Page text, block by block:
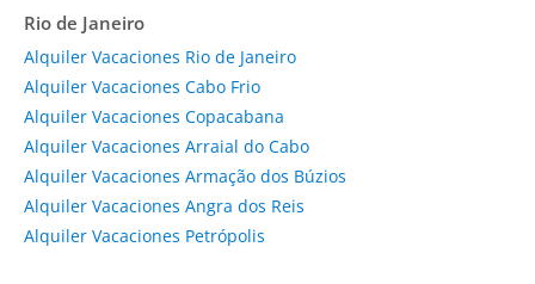
Rio de Janeiro
Alquiler Vacaciones Rio de Janeiro
Alquiler Vacaciones Cabo Frio
Alquiler Vacaciones Copacabana
Alquiler Vacaciones Arraial do Cabo
Alquiler Vacaciones Armação dos Búzios
Alquiler Vacaciones Angra dos Reis
Alquiler Vacaciones Petrópolis